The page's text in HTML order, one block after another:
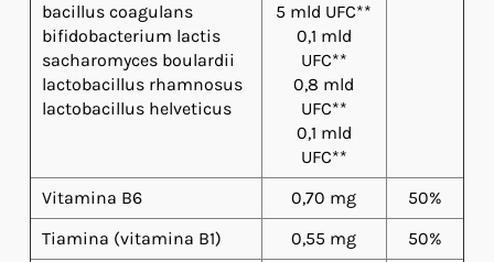
bacillus coagulans
bifidobacterium lactis
sacharomyces boulardii
lactobacillus rhamnosus
lactobacillus helveticus
5 mld UFC**
0,1 mld
UFC**
0,8 mld
UFC**
0,1 mld
UFC**
Vitamina B6
0,70 mg
50%
Tiamina (vitamina B1)
0,55 mg
50%